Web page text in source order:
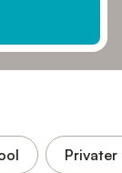
Privater